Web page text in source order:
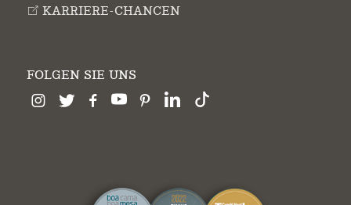
KARRIERE-CHANCEN
FOLGEN SIE UNS